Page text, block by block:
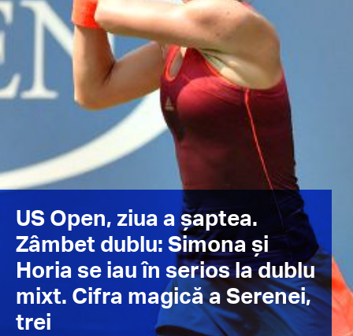
US Open, ziua a șaptea.
Zâmbet dublu: Simona și
Horia se iau în serios la dublu
mixt. Cifra magică a Serenei,
trei